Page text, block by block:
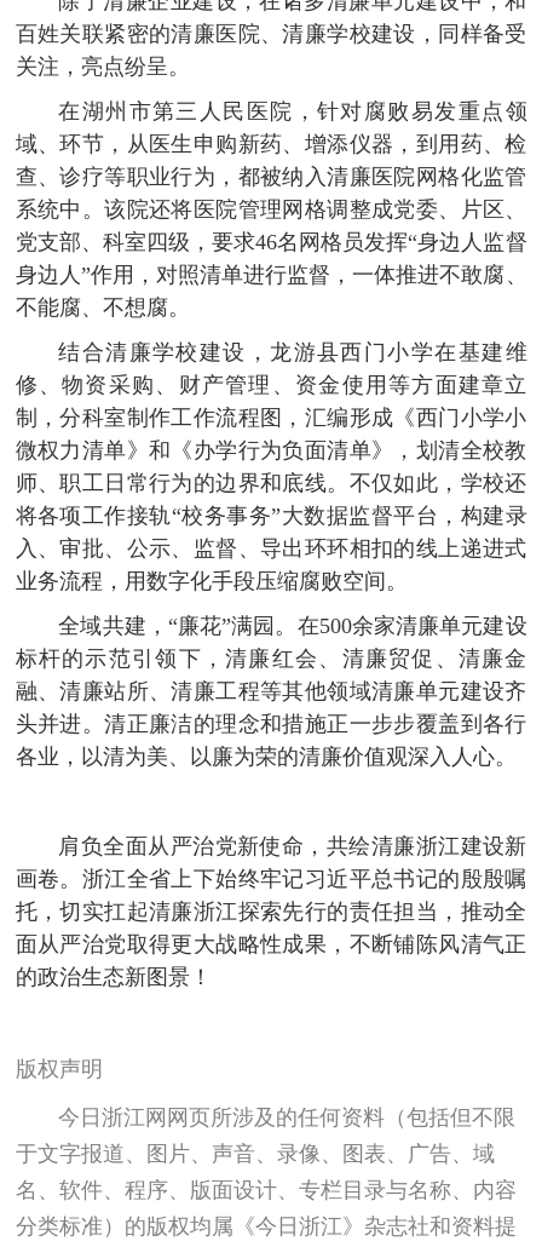
百姓关联紧密的清廉医院、清廉学校建设，同样备受
关注，亮点纷呈。
在湖州市第三人民医院，针对腐败易发重点领
域、环节，从医生申购新药、增添仪器，到用药、检
查、诊疗等职业行为，都被纳入清廉医院网格化监管
系统中。该院还将医院管理网格调整成党委、片区、
党支部、科室四级，要求46名网格员发挥“身边人监督
身边人”作用，对照清单进行监督，一体推进不敢腐、
不能腐、不想腐。
结合清廉学校建设，龙游县西门小学在基建维
修、物资采购、财产管理、资金使用等方面建章立
制，分科室制作工作流程图，汇编形成《西门小学小
微权力清单》和《办学行为负面清单》，划清全校教
师、职工日常行为的边界和底线。不仅如此，学校还
将各项工作接轨“校务事务”大数据监督平台，构建录
入、审批、公示、监督、导出环环相扣的线上递进式
业务流程，用数字化手段压缩腐败空间。
全域共建，“廉花”满园。在500余家清廉单元建设
标杆的示范引领下，清廉红会、清廉贸促、清廉金
融、清廉站所、清廉工程等其他领域清廉单元建设齐
头并进。清正廉洁的理念和措施正一步步覆盖到各行
各业，以清为美、以廉为荣的清廉价值观深入人心。
肩负全面从严治党新使命，共绘清廉浙江建设新
画卷。浙江全省上下始终牢记习近平总书记的殷殷嘱
托，切实扛起清廉浙江探索先行的责任担当，推动全
面从严治党取得更大战略性成果，不断铺陈风清气正
的政治生态新图景！
版权声明
今日浙江网网页所涉及的任何资料（包括但不限
于文字报道、图片、声音、录像、图表、广告、域
名、软件、程序、版面设计、专栏目录与名称、内容
分类标准）的版权均属《今日浙江》杂志社和资料提